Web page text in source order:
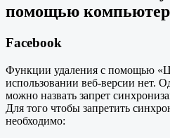
помощью
Facebook
Функции удаления с помощью
использовании веб-версии нет.
можно назвать запрет
Для того чтобы запретить
необходимо: